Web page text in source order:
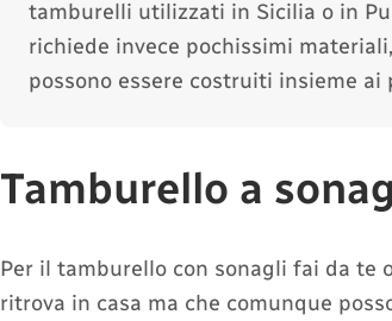
tamburelli utilizzati in Sicilia o in
richiede invece pochissimi
possono essere costruiti insieme ai
Tamburello a
Per il tamburello con sonagli fai da te
ritrova in casa ma che comunque